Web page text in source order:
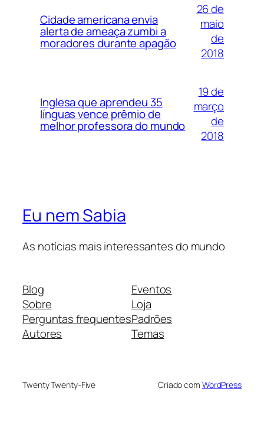
Cidade americana envia
alerta de ameaça zumbi a
moradores durante apagão
26 de
maio
de
2018
Inglesa que aprendeu 35
línguas vence prêmio de
melhor professora do mundo
19 de
março
de
2018
Eu nem Sabia
As notícias mais interessantes do mundo
Blog
Sobre
Perguntas frequentes
Autores
Eventos
Loja
Padrões
Temas
Twenty Twenty-Five Criado com WordPress